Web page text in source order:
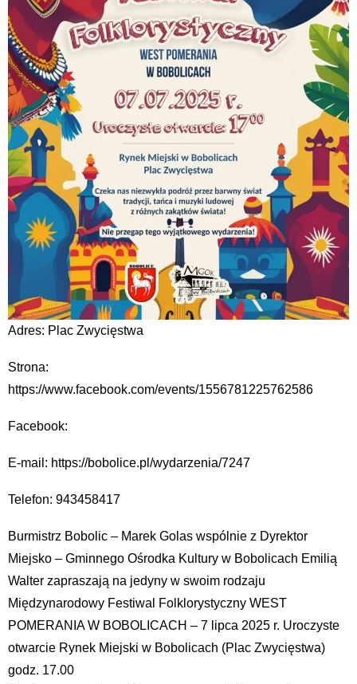
Adres: Plac Zwycięstwa
Strona:
https://www.facebook.com/events/1556781225762586
Facebook:
E-mail: https://bobolice.pl/wydarzenia/7247
Telefon: 943458417
Burmistrz Bobolic – Marek Golas wspólnie z Dyrektor
Miejsko – Gminnego Ośrodka Kultury w Bobolicach Emilią
Walter zapraszają na jedyny w swoim rodzaju
Międzynarodowy Festiwal Folklorystyczny WEST
POMERANIA W BOBOLICACH – 7 lipca 2025 r. Uroczyste
otwarcie Rynek Miejski w Bobolicach (Plac Zwycięstwa)
godz. 17.00